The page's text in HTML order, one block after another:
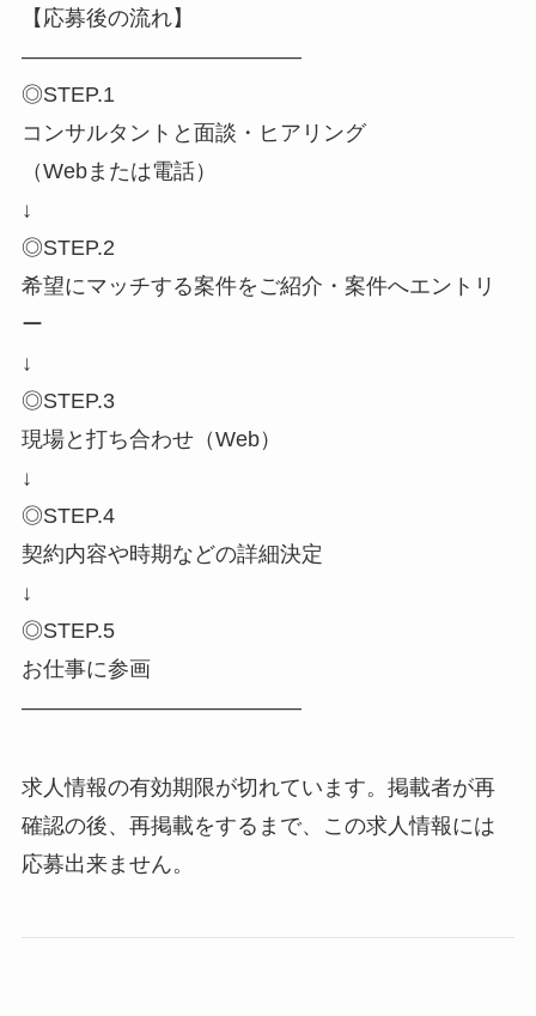
【応募後の流れ】
―――――――――――――
◎STEP.1
コンサルタントと面談・ヒアリング
（Webまたは電話）
↓
◎STEP.2
希望にマッチする案件をご紹介・案件へエントリ
ー
↓
◎STEP.3
現場と打ち合わせ（Web）
↓
◎STEP.4
契約内容や時期などの詳細決定
↓
◎STEP.5
お仕事に参画
―――――――――――――
求人情報の有効期限が切れています。掲載者が再
確認の後、再掲載をするまで、この求人情報には
応募出来ません。